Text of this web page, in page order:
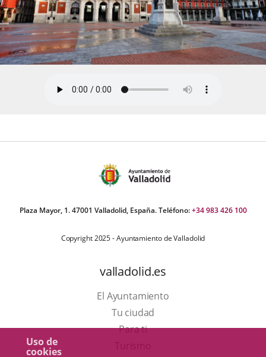
Uso de
cookies
Plaza Mayor, 1. 47001 Valladolid, España. Teléfono:+34 983 426 100
Copyright 2025 - Ayuntamiento de Valladolid
valladolid.es
El Ayuntamiento
Tu ciudad
Para ti